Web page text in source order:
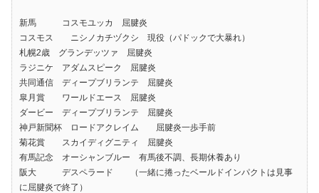
新馬 コスモユッカ 屈腱炎
コスモス ニシノカチヅクシ 現役（パドックで大暴れ）
札幌2歳 グランデッツァ 屈腱炎
ラジニケ アダムスピーク 屈腱炎
共同通信 ディープブリランテ 屈腱炎
皐月賞 ワールドエース 屈腱炎
ダービー ディープブリランテ 屈腱炎
神戸新聞杯 ロードアクレイム 屈腱炎一歩手前
菊花賞 スカイディグニティ 屈腱炎
有馬記念 オーシャンブルー 有馬後不調、長期休養あり
阪大 デスペラード （一緒に捲ったベールドインパクトは見事
に屈腱炎で終了）